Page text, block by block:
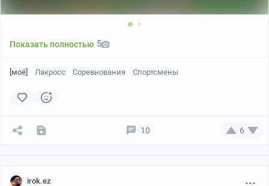
Показать полностью 5
[моё] Лакросс Соревнования Спортсмены
10 6
irok.ez